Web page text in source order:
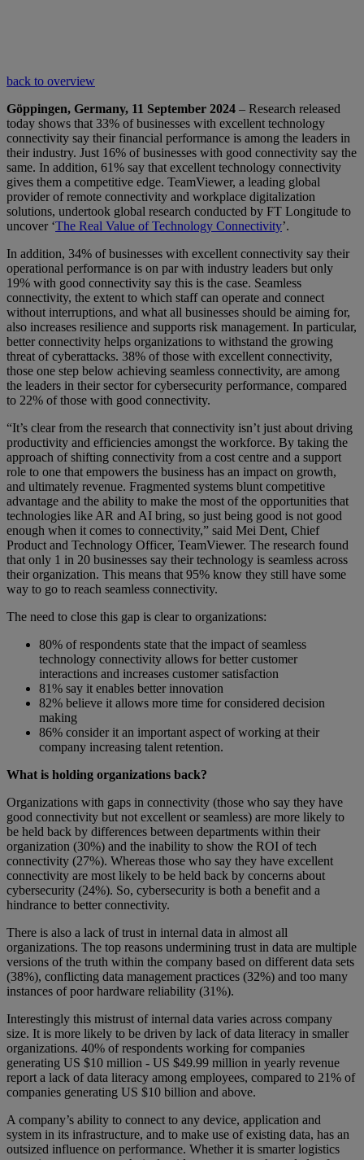
back to overview
Göppingen, Germany, 11 September 2024 – Research released
today shows that 33% of businesses with excellent technology
connectivity say their financial performance is among the leaders in
their industry. Just 16% of businesses with good connectivity say the
same. In addition, 61% say that excellent technology connectivity
gives them a competitive edge. TeamViewer, a leading global
provider of remote connectivity and workplace digitalization
solutions, undertook global research conducted by FT Longitude to
uncover ‘The Real Value of Technology Connectivity’.
In addition, 34% of businesses with excellent connectivity say their
operational performance is on par with industry leaders but only
19% with good connectivity say this is the case. Seamless
connectivity, the extent to which staff can operate and connect
without interruptions, and what all businesses should be aiming for,
also increases resilience and supports risk management. In particular,
better connectivity helps organizations to withstand the growing
threat of cyberattacks. 38% of those with excellent connectivity,
those one step below achieving seamless connectivity, are among
the leaders in their sector for cybersecurity performance, compared
to 22% of those with good connectivity.
“It’s clear from the research that connectivity isn’t just about driving
productivity and efficiencies amongst the workforce. By taking the
approach of shifting connectivity from a cost centre and a support
role to one that empowers the business has an impact on growth,
and ultimately revenue. Fragmented systems blunt competitive
advantage and the ability to make the most of the opportunities that
technologies like AR and AI bring, so just being good is not good
enough when it comes to connectivity,” said Mei Dent, Chief
Product and Technology Officer, TeamViewer. The research found
that only 1 in 20 businesses say their technology is seamless across
their organization. This means that 95% know they still have some
way to go to reach seamless connectivity.
The need to close this gap is clear to organizations:
80% of respondents state that the impact of seamless
technology connectivity allows for better customer
interactions and increases customer satisfaction
81% say it enables better innovation
82% believe it allows more time for considered decision
making
86% consider it an important aspect of working at their
company increasing talent retention.
What is holding organizations back?
Organizations with gaps in connectivity (those who say they have
good connectivity but not excellent or seamless) are more likely to
be held back by differences between departments within their
organization (30%) and the inability to show the ROI of tech
connectivity (27%). Whereas those who say they have excellent
connectivity are most likely to be held back by concerns about
cybersecurity (24%). So, cybersecurity is both a benefit and a
hindrance to better connectivity.
There is also a lack of trust in internal data in almost all
organizations. The top reasons undermining trust in data are multiple
versions of the truth within the company based on different data sets
(38%), conflicting data management practices (32%) and too many
instances of poor hardware reliability (31%).
Interestingly this mistrust of internal data varies across company
size. It is more likely to be driven by lack of data literacy in smaller
organizations. 40% of respondents working for companies
generating US $10 million - US $49.99 million in yearly revenue
report a lack of data literacy among employees, compared to 21% of
companies generating US $10 billion and above.
A company’s ability to connect to any device, application and
system in its infrastructure, and to make use of existing data, has an
outsized influence on performance. Whether it is smarter logistics